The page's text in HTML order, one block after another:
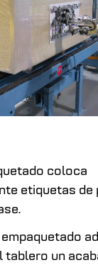
coloca
etiquetas de
tablero un